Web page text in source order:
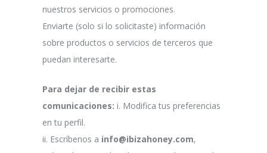
nuestros servicios o promociones.
Enviarte (solo si lo solicitaste) información
sobre productos o servicios de terceros que
puedan interesarte.
Para dejar de recibir estas
comunicaciones: i. Modifica tus preferencias
en tu perfil.
ii. Escríbenos a info@ibizahoney.com,